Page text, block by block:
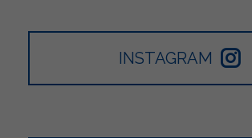
INSTAGRAM